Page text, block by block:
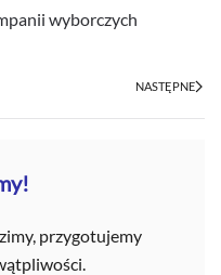
wyborczych
NASTĘPNE
przygotujemy